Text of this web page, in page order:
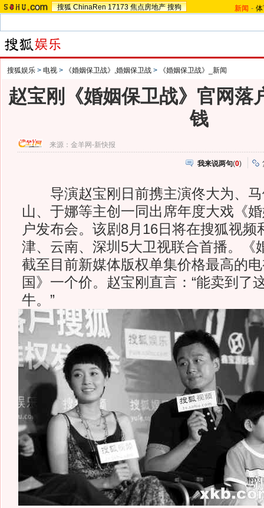
搜狐 ChinaRen 17173 焦点房地产 搜狗 新闻 -
搜狐娱乐 > 电视 > 《婚姻保卫战》,婚姻保卫战 > 《婚姻保卫战》_新闻
赵宝刚《婚姻保卫战》官网落
钱
来源： 金羊网-新快报
我来说两句(0)
导演赵宝刚日前携主演佟大为、马
山、于娜等主创一同出席年度大戏《
户发布会。该剧8月16日将在搜狐视频
津、云南、深圳5大卫视联合首播。《
截至目前新媒体版权单集价格最高的
国》一个价。赵宝刚直言：“能卖到了
牛。”